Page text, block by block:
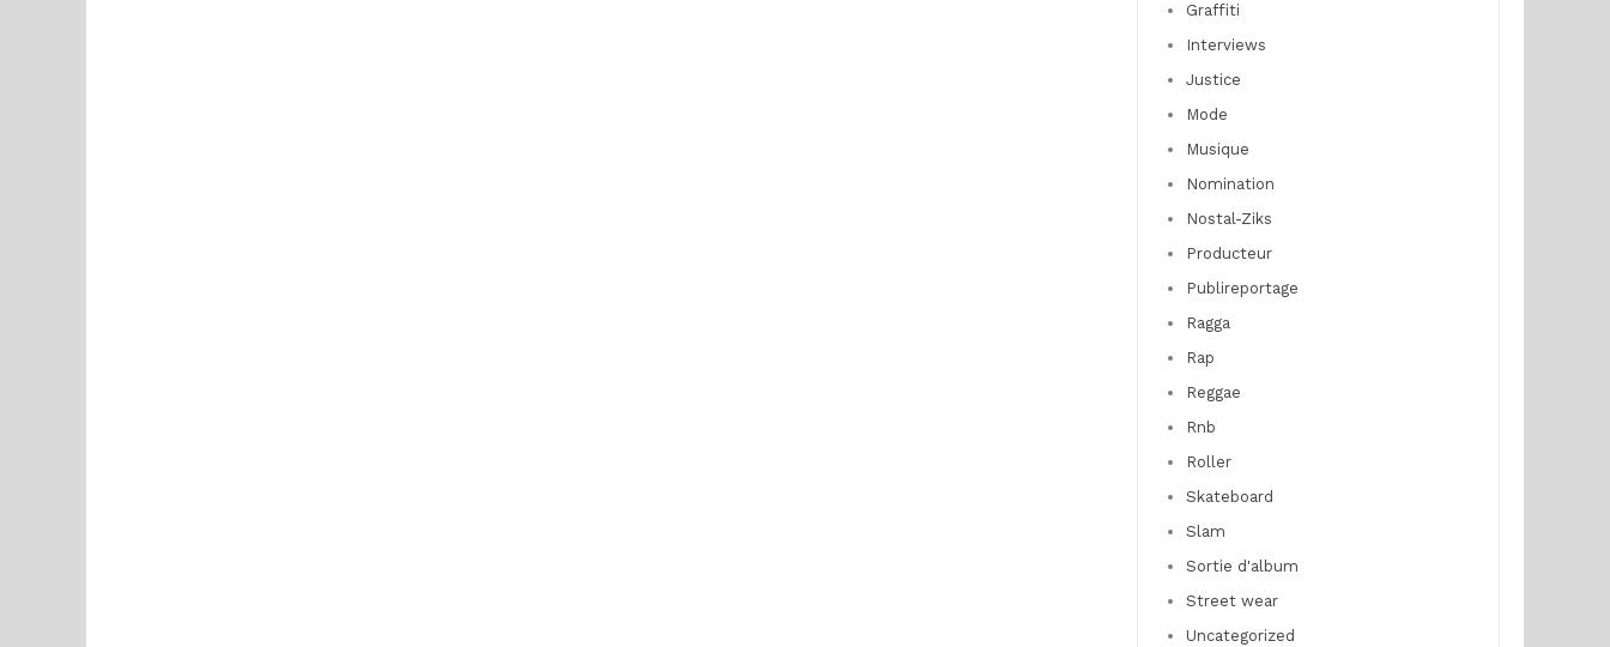
Graffiti
Interviews
Justice
Mode
Musique
Nomination
Nostal-Ziks
Producteur
Publireportage
Ragga
Rap
Reggae
Rnb
Roller
Skateboard
Slam
Sortie d'album
Street wear
Uncategorized